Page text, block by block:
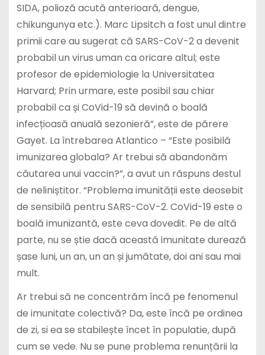
SIDA, polioză acută anterioară, dengue,
chikungunya etc.). Marc Lipsitch a fost unul dintre
primii care au sugerat că SARS-CoV-2 a devenit
probabil un virus uman ca oricare altul; este
profesor de epidemiologie la Universitatea
Harvard; Prin urmare, este posibil sau chiar
probabil ca și CoVid-19 să devină o boală
infecțioasă anuală sezonieră”, este de părere
Gayet. La întrebarea Atlantico – “Este posibilă
imunizarea globala? Ar trebui să abandonăm
căutarea unui vaccin?”, a avut un răspuns destul
de neliniștitor. “Problema imunității este deosebit
de sensibilă pentru SARS-CoV-2. CoVid-19 este o
boală imunizantă, este ceva dovedit. Pe de altă
parte, nu se știe dacă această imunitate durează
șase luni, un an, un an și jumătate, doi ani sau mai
mult.
Ar trebui să ne concentrăm încă pe fenomenul
de imunitate colectivă? Da, este încă pe ordinea
de zi, si ea se stabilește încet în populatie, după
cum se vede. Nu se pune problema renunțării la